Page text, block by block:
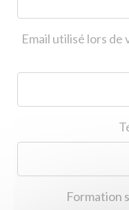
Email utilisé lors